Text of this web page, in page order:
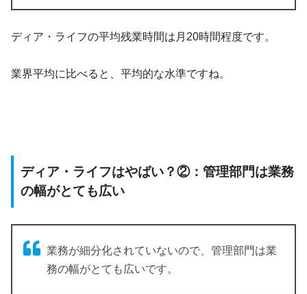
ディア・ライフの平均残業時間は月20時間程度です。
業界平均に比べると、平均的な水準ですね。
ディア・ライフはやばい？②：管理部門は業務
の幅がとても広い
業務が細分化されていないので、管理部門は業
務の幅がとても広いです。